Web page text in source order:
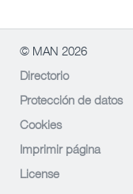
© MAN 2026
Directorio
Protección de datos
Cookies
Imprimir página
License